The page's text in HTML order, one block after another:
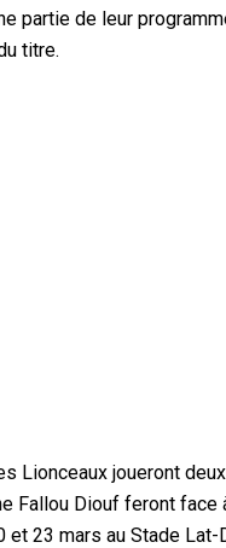
partie de leur
titre.
Lionceaux joueront
Fallou Diouf feront face
et 23 mars au Stade Lat-